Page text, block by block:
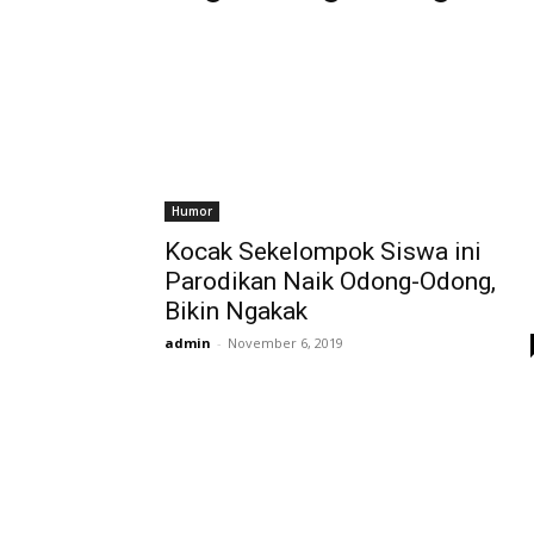
Humor
Kocak Sekelompok Siswa ini
Parodikan Naik Odong-Odong,
Bikin Ngakak
admin - November 6, 2019